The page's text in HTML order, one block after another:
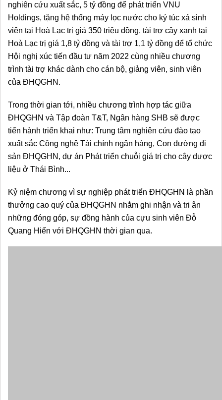
nghiên cứu xuất sắc, 5 tỷ đồng để phát triển VNU
Holdings, tặng hệ thống máy lọc nước cho ký túc xá sinh
viên tại Hoà Lạc trị giá 350 triệu đồng, tài trợ cây xanh tại
Hoà Lạc trị giá 1,8 tỷ đồng và tài trợ 1,1 tỷ đồng để tổ chức
Hội nghị xúc tiến đầu tư năm 2022 cùng nhiều chương
trình tài trợ khác dành cho cán bộ, giảng viên, sinh viên
của ĐHQGHN.
Trong thời gian tới, nhiều chương trình hợp tác giữa
ĐHQGHN và Tập đoàn T&T, Ngân hàng SHB sẽ được
tiến hành triển khai như: Trung tâm nghiên cứu đào tạo
xuất sắc Công nghệ Tài chính ngân hàng, Con đường di
sản ĐHQGHN, dự án Phát triển chuỗi giá trị cho cây dược
liệu ở Thái Bình...
Kỷ niệm chương vì sự nghiệp phát triển ĐHQGHN là phần
thưởng cao quý của ĐHQGHN nhằm ghi nhận và tri ân
những đóng góp, sự đồng hành của cựu sinh viên Đỗ
Quang Hiển với ĐHQGHN thời gian qua.